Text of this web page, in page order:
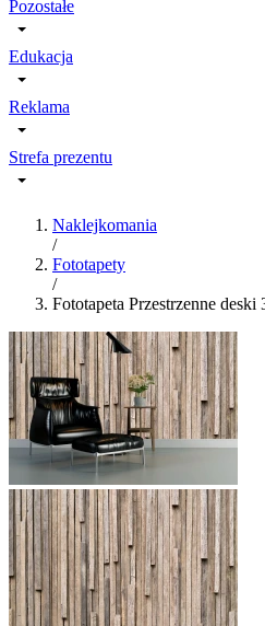
Pozostałe
Edukacja
Reklama
Strefa prezentu
Naklejkomania
/
Fototapety
/
Fototapeta Przestrzenne deski